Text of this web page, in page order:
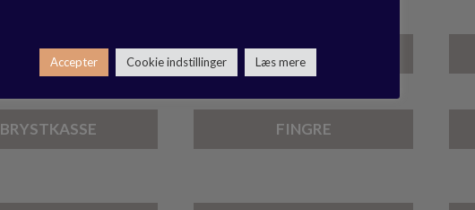
ANKLER BALANCE
BRYSTKASSE FINGRE
Accepter Cookie indstillinger Læs mere